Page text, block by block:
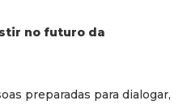
no futuro da
preparadas para dialogar,